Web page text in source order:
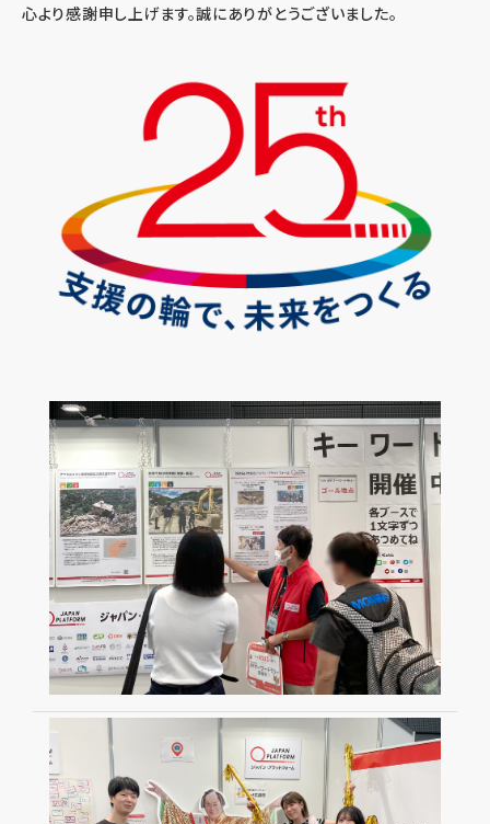
心より感謝申し上げます。誠にありがとうございました。